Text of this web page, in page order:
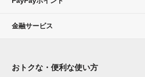
金融サービス
おトクな・便利な使い方